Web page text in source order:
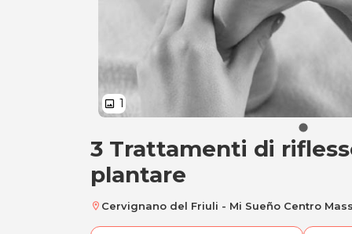
image 1
3 Trattamenti di
3 Trattamenti di
plantare
location_on Cervignano del Friuli - Mi Sueño Centro